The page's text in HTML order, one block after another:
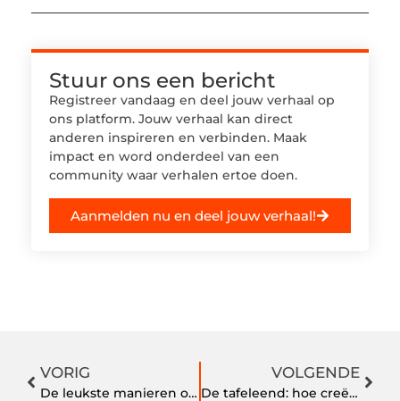
Stuur ons een bericht
Registreer vandaag en deel jouw verhaal op
ons platform. Jouw verhaal kan direct
anderen inspireren en verbinden. Maak
impact en word onderdeel van een
community waar verhalen ertoe doen.
Aanmelden nu en deel jouw verhaal!
VORIG
De leukste manieren om jouw garderobe te vernieuwen
VOLGENDE
De tafeleend: hoe creëer je een vogelvriendelijke tuin?